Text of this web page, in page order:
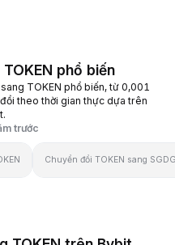
phổ biến
TOKEN phổ biến, từ 0,001
theo thời gian thực dựa trên
trước
Chuyển đổi TOKEN sang SGD